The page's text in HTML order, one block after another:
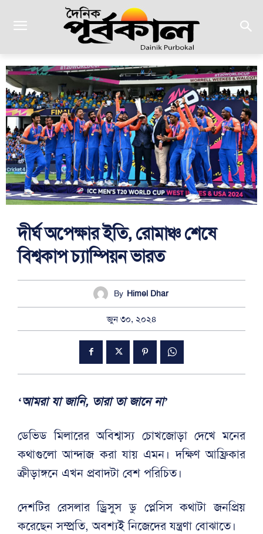
দীর্ঘ অপেক্ষার ইতি, রোমাঞ্চ শেষে
বিশ্বকাপ চ্যাম্পিয়ন ভারত
By Himel Dhar
জুন ৩০, ২০২৪
‘আমরা যা জানি, তারা তা জানে না’
ডেভিড মিলারের অবিশ্বাস্য চোখজোড়া দেখে মনের
কথাগুলো আন্দাজ করা যায় এমন। দক্ষিণ আফ্রিকার
ক্রীড়াঙ্গনে এখন প্রবাদটা বেশ পরিচিত।
দেশটির রেসলার ড্রিসুস ডু প্লেসিস কথাটা জনপ্রিয়
করেছেন সম্প্রতি, অবশ্যই নিজেদের যন্ত্রণা বোঝাতে।